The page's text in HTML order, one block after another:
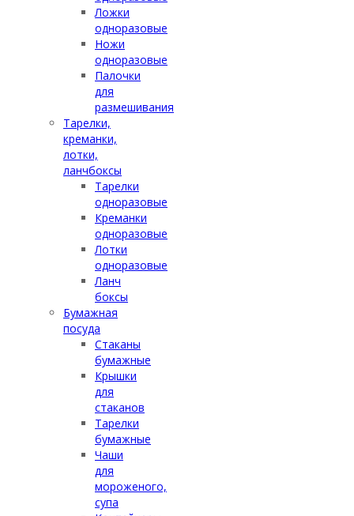
Ложки
одноразовые
Ножи
одноразовые
Палочки
для
размешивания
Тарелки,
креманки,
лотки,
ланчбоксы
Тарелки
одноразовые
Креманки
одноразовые
Лотки
одноразовые
Ланч
боксы
Бумажная
посуда
Стаканы
бумажные
Крышки
для
стаканов
Тарелки
бумажные
Чаши
для
мороженого,
супа